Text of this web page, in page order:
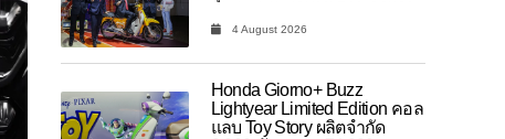
4 August 2026
Honda Giorno+ Buzz
Lightyear Limited Edition คอล
แลบ Toy Story ผลิตจำกัด